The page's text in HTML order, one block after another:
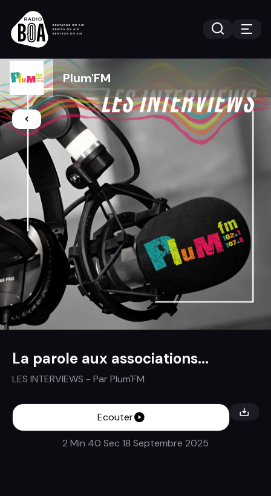
Plum'FM
La parole aux associations...
LES INTERVIEWS - ParPlum'FM
Ecouter
2 Min 40 Sec 18 Septembre 2025